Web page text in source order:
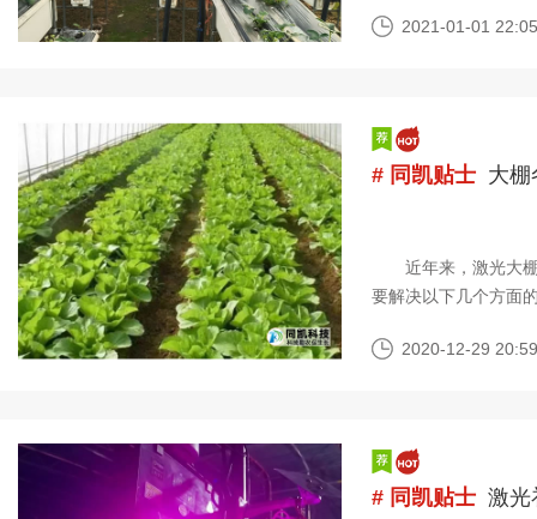
2021-01-01
# 同凯贴士 大棚
近年来，激光大棚
要解决以下几个方面
2020-12-29
# 同凯贴士 激光